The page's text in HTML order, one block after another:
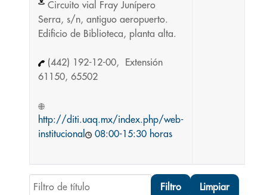
Circuito vial Fray Junípero
Serra, s/n, antiguo aeropuerto.
Edificio de Biblioteca, planta alta.
(442) 192-12-00, Extensión
61150, 65502
http://diti.uaq.mx/index.php/web-
institucional
08:00-15:30 horas
Filtro de título
Filtro Limpiar